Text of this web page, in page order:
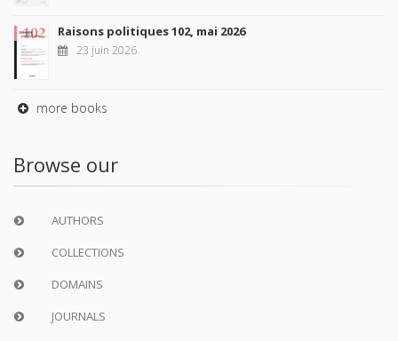
Raisons politiques 102, mai 2026
23 juin 2026
more books
Browse our
AUTHORS
COLLECTIONS
DOMAINS
JOURNALS